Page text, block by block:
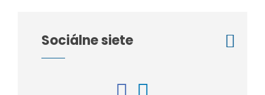
Sociálne siete